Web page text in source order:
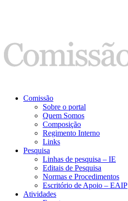
Comissão
Sobre o portal
Quem Somos
Composição
Regimento Interno
Links
Pesquisa
Linhas de pesquisa – IE
Editais de Pesquisa
Normas e Procedimentos
Escritório de Apoio – EAIP
Atividades